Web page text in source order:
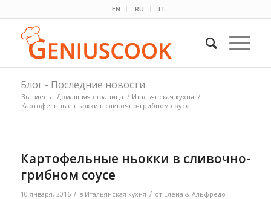
EN RU IT
Блог - Последние новости
Вы здесь: Домашняя страница / Итальянская кухня /
Картофельные ньокки в сливочно-грибном соусе...
Картофельные ньокки в сливочно-
грибном соусе
10 января, 2016 / в Итальянская кухня / от Елена & Альфредо